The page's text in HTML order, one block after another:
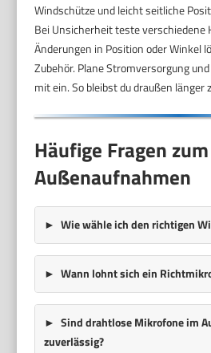
Windschütze und leicht seitliche
Bei Unsicherheit teste verschiedene
Änderungen in Position oder Winkel
Zubehör. Plane Stromversorgung
mit ein. So bleibst du draußen länger
Häufige Fragen
Außenaufnahmen
Wie wähle ich den richtigen
Wann lohnt sich ein
Sind drahtlose Mikrofone im
zuverlässig?